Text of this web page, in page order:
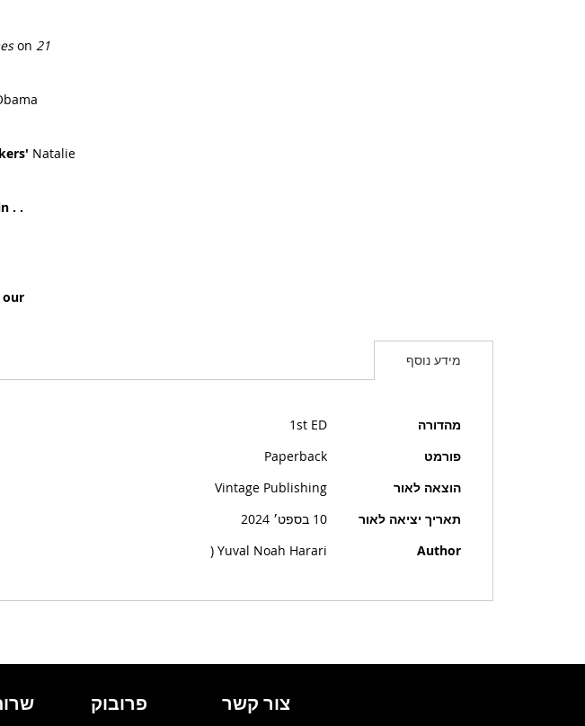
on 21
Natalie
. .
our
מידע נוסף
מידע
מהדורה
1st ED
פורמט
Paperback
הוצאה לאור
Vintage Publishing
תאריך יציאה לאור
10 בספט׳ 2024
Author
Yuval Noah Harari (
צור קשר פרובוק